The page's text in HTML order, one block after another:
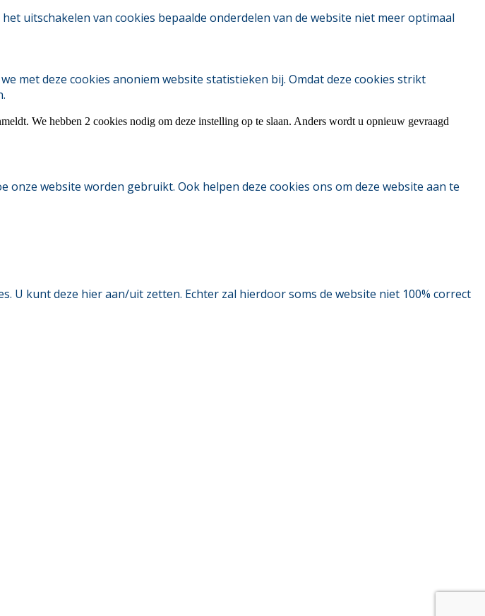
uitschakelen van cookies bepaalde onderdelen van de website niet meer optimaal
met deze cookies anoniem website statistieken bij. Omdat deze cookies strikt
We hebben 2 cookies nodig om deze instelling op te slaan. Anders wordt u opnieuw gevraagd
website worden gebruikt. Ook helpen deze cookies ons om deze website aan te
U kunt deze hier aan/uit zetten. Echter zal hierdoor soms de website niet 100% correct